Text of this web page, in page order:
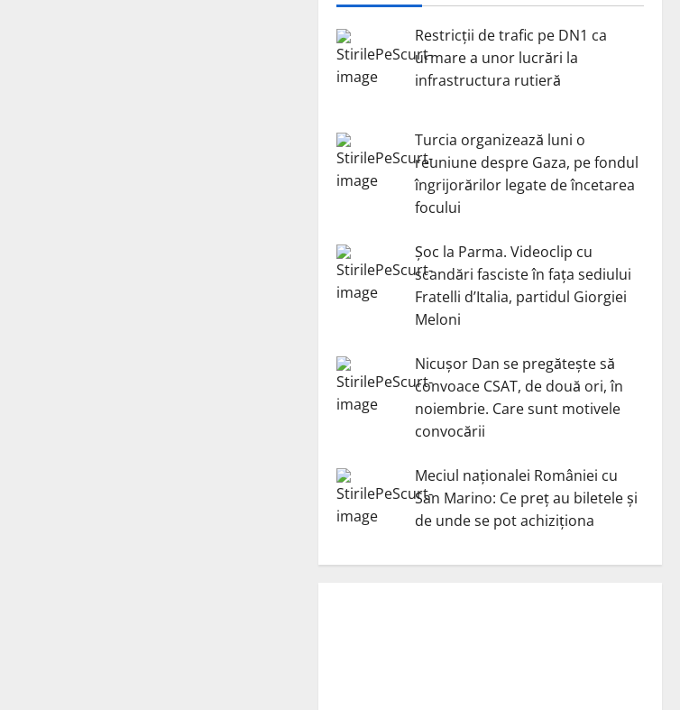
Restricții de trafic pe DN1 ca
urmare a unor lucrări la
infrastructura rutieră
Turcia organizează luni o
reuniune despre Gaza, pe fondul
îngrijorărilor legate de încetarea
focului
Șoc la Parma. Videoclip cu
scandări fasciste în fața sediului
Fratelli d’Italia, partidul Giorgiei
Meloni
Nicuşor Dan se pregăteşte să
convoace CSAT, de două ori, în
noiembrie. Care sunt motivele
convocării
Meciul naționalei României cu
San Marino: Ce preț au biletele și
de unde se pot achiziționa